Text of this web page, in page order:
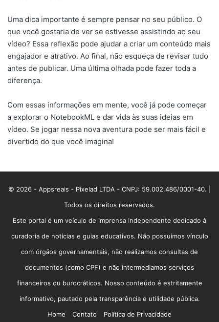
Uma dica importante é sempre pensar no seu público. O
que você gostaria de ver se estivesse assistindo ao seu
vídeo? Essa reflexão pode ajudar a criar um conteúdo mais
engajador e atrativo. Ao final, não esqueça de revisar tudo
antes de publicar. Uma última olhada pode fazer toda a
diferença.
Com essas informações em mente, você já pode começar
a explorar o NotebookML e dar vida às suas ideias em
vídeo. Se jogar nessa nova aventura pode ser mais fácil e
divertido do que você imagina!
© 2026 - Appsreais - Pixelad LTDA - CNPJ: 59.002.486/0001-40. |
Todos os direitos reservados.
Este portal é um veículo de imprensa independente dedicado à
curadoria de notícias e guias educativos. Não possuímos vínculo
com órgãos governamentais, não realizamos consultas de
documentos (como CPF) e não intermediamos serviços
financeiros ou burocráticos. Nosso conteúdo é estritamente
informativo, pautado pela transparência e utilidade pública.
Home
Contato Política de Privacidade